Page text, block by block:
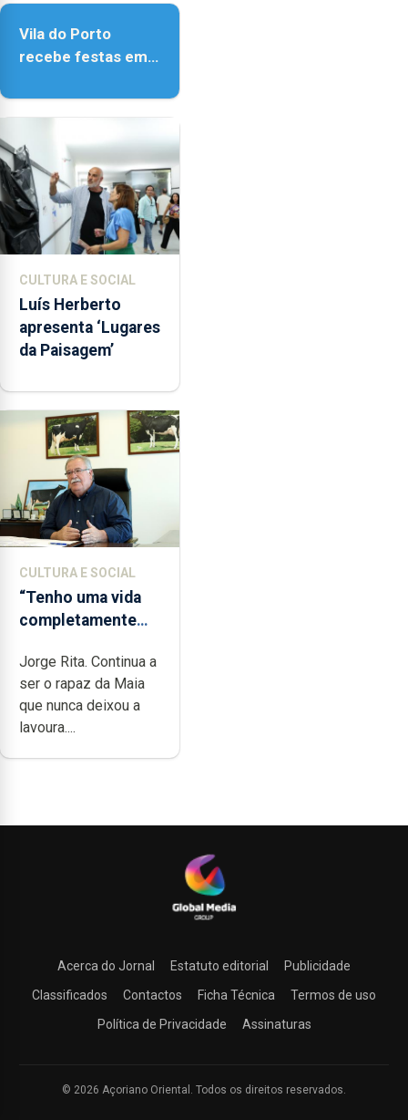
Vila do Porto
recebe festas em
Senhora da
CULTURA E SOCIAL
Luís Herberto
apresenta ‘Lugares
da Paisagem’
CULTURA E SOCIAL
“Tenho uma vida
completamente
dedicação, gosto e
muita paixão”
Jorge Rita. Continua a
ser o rapaz da Maia
que nunca deixou a
lavoura....
Acerca do Jornal Estatuto editorial
Publicidade
Classificados
Contactos Ficha Técnica
Termos de uso
Política de Privacidade
Assinaturas
© 2026 Açoriano Oriental. Todos os direitos reservados.